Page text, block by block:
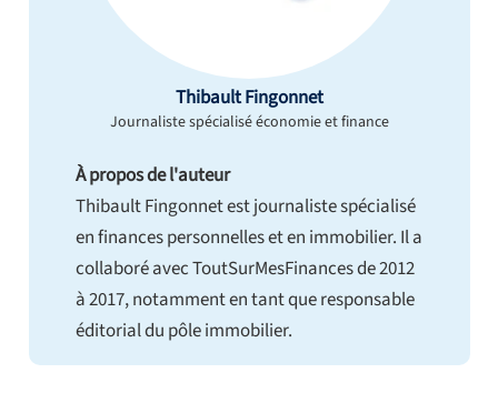
Thibault Fingonnet
Journaliste spécialisé économie et finance
À propos de l'auteur
Thibault Fingonnet est journaliste spécialisé
en finances personnelles et en immobilier. Il a
collaboré avec ToutSurMesFinances de 2012
à 2017, notamment en tant que responsable
éditorial du pôle immobilier.